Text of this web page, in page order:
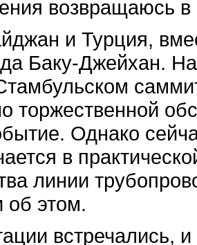
возвращаюсь в
и Турция,
Баку-Джейхан.
торжественной
Однако
в
линии
об этом.
встречались,